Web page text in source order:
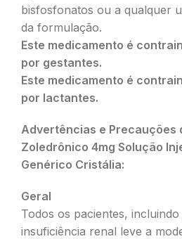
bisfosfonatos ou a qualquer
da formulação.
Este medicamento é
por gestantes.
Este medicamento é
por lactantes.
Advertências e Precauções
Zoledrônico 4mg Solução
Genérico Cristália:
Geral
Todos os pacientes,
insuficiência renal leve a